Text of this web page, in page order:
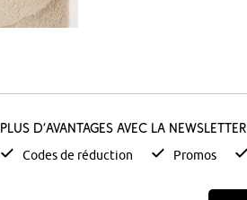
Plus d’avantages avec la newsletter
Codes de réduction Promos